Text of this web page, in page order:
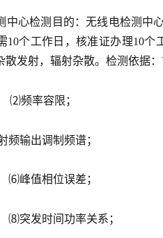
中心检测目的：无线电检测中
10个工作日，核准证办理10个
发射，辐射杂散。检测依据：
⑵频率容限；
输出调制频谱；
⑹峰值相位误差；
⑻突发时间功率关系；